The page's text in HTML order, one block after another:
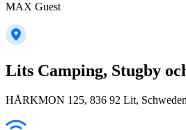
MAX Guest
Lits Camping, Stugby
HÅRKMON 125, 836 92 Lit, Schweden